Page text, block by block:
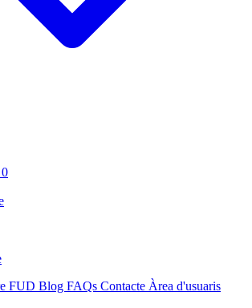
FUD Blog FAQs Contacte Àrea d'usuaris